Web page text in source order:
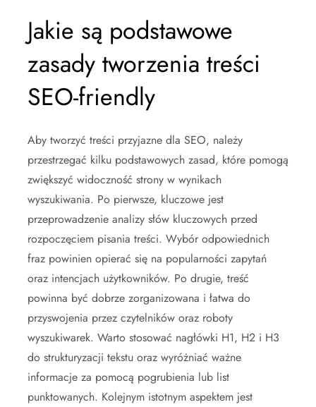
Jakie są podstawowe
zasady tworzenia treści
SEO-friendly
Aby tworzyć treści przyjazne dla SEO, należy
przestrzegać kilku podstawowych zasad, które pomogą
zwiększyć widoczność strony w wynikach
wyszukiwania. Po pierwsze, kluczowe jest
przeprowadzenie analizy słów kluczowych przed
rozpoczęciem pisania treści. Wybór odpowiednich
fraz powinien opierać się na popularności zapytań
oraz intencjach użytkowników. Po drugie, treść
powinna być dobrze zorganizowana i łatwa do
przyswojenia przez czytelników oraz roboty
wyszukiwarek. Warto stosować nagłówki H1, H2 i H3
do strukturyzacji tekstu oraz wyróżniać ważne
informacje za pomocą pogrubienia lub list
punktowanych. Kolejnym istotnym aspektem jest